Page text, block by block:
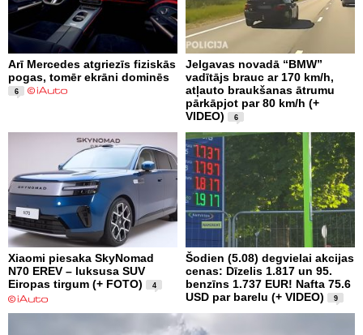
Arī Mercedes atgriezīs fiziskās
pogas, tomēr ekrāni dominēs
6
Jelgavas novadā “BMW”
vadītājs brauc ar 170 km/h,
atļauto braukšanas ātrumu
pārkāpjot par 80 km/h (+
VIDEO)
6
Xiaomi piesaka SkyNomad
N70 EREV – luksusa SUV
Eiropas tirgum (+ FOTO)
4
Šodien (5.08) degvielai akcijas
cenas: Dīzelis 1.817 un 95.
benzīns 1.737 EUR! Nafta 75.6
USD par barelu (+ VIDEO)
9